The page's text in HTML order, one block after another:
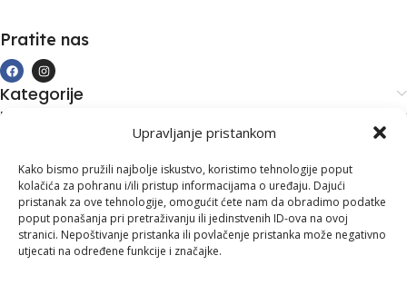
Upravljanje pristankom
Kako bismo pružili najbolje iskustvo, koristimo tehnologije poput
kolačića za pohranu i/ili pristup informacijama o uređaju. Dajući
pristanak za ove tehnologije, omogućit ćete nam da obradimo podatke
poput ponašanja pri pretraživanju ili jedinstvenih ID-ova na ovoj
stranici. Nepoštivanje pristanka ili povlačenje pristanka može negativno
utjecati na određene funkcije i značajke.
Pratite nas
Kategorije
Kupovina i podrška
Kontakt informacije
Branilaca Bosne, 75 300 Lukavac
+387 35 555 999
info@pconer.ba